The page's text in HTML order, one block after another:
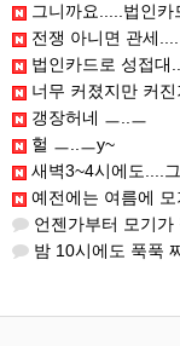
그니까요.....법인카
전쟁 아니면 관세
법인카드로 성접대
너무 커졌지만 커
갱장허네 ㅡ..ㅡ
헐 ㅡ..ㅡy~
새벽3~4시에도....
예전에는 여름에 모기가
언젠가부터 모기
밤 10시에도 푹푹